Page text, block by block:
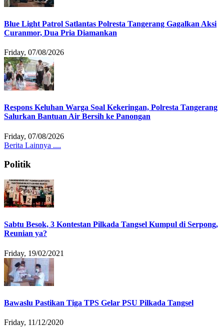
Blue Light Patrol Satlantas Polresta Tangerang Gagalkan Aksi
Curanmor, Dua Pria Diamankan
Friday, 07/08/2026
Respons Keluhan Warga Soal Kekeringan, Polresta Tangerang
Salurkan Bantuan Air Bersih ke Panongan
Friday, 07/08/2026
Berita Lainnya ....
Politik
Sabtu Besok, 3 Kontestan Pilkada Tangsel Kumpul di Serpong,
Reunian ya?
Friday, 19/02/2021
Bawaslu Pastikan Tiga TPS Gelar PSU Pilkada Tangsel
Friday, 11/12/2020